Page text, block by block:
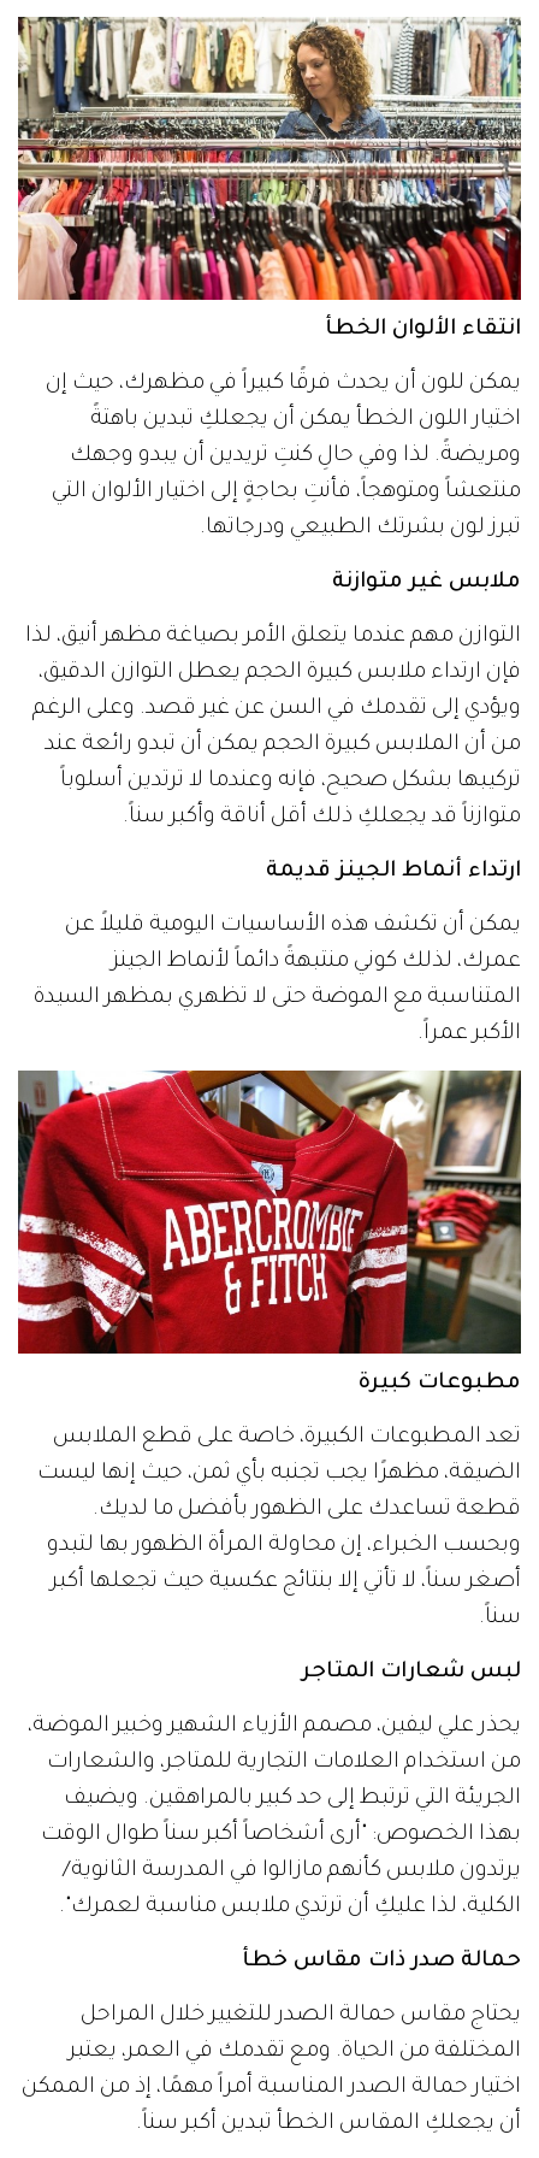
انتقاء الألوان الخطأ
يمكن للون أن يحدث فرقًا كبيراً في مظهرك، حيث إن
اختيار اللون الخطأ يمكن أن يجعلكِ تبدين باهتةً
ومريضةً. لذا وفي حالِ كنتِ تريدين أن يبدو وجهك
منتعشاً ومتوهجاً، فأنتِ بحاجةٍ إلى اختيار الألوان التي
تبرز لون بشرتك الطبيعي ودرجاتها.
ملابس غير متوازنة
التوازن مهم عندما يتعلق الأمر بصياغة مظهر أنيق، لذا
فإن ارتداء ملابس كبيرة الحجم يعطل التوازن الدقيق،
ويؤدي إلى تقدمك في السن عن غير قصد. وعلى الرغم
من أن الملابس كبيرة الحجم يمكن أن تبدو رائعة عند
تركيبها بشكل صحيح، فإنه وعندما لا ترتدين أسلوباً
متوازناً قد يجعلكِ ذلك أقل أناقة وأكبر سناً.
ارتداء أنماط الجينز قديمة
يمكن أن تكشف هذه الأساسيات اليومية قليلاً عن
عمرك، لذلك كوني منتبهةً دائماً لأنماط الجينز
المتناسبة مع الموضة حتى لا تظهري بمظهر السيدة
الأكبر عمراً.
مطبوعات كبيرة
تعد المطبوعات الكبيرة، خاصة على قطع الملابس
الضيقة، مظهرًا يجب تجنبه بأي ثمن، حيث إنها ليست
قطعة تساعدك على الظهور بأفضل ما لديك.
وبحسب الخبراء، إن محاولة المرأة الظهور بها لتبدو
أصغر سناً، لا تأتي إلا بنتائج عكسية حيث تجعلها أكبر
سناً.
لبس شعارات المتاجر
يحذر علي ليفين، مصمم الأزياء الشهير وخبير الموضة،
من استخدام العلامات التجارية للمتاجر، والشعارات
الجريئة التي ترتبط إلى حد كبير بالمراهقين. ويضيف
بهذا الخصوص: "أرى أشخاصاً أكبر سناً طوال الوقت
يرتدون ملابس كأنهم مازالوا في المدرسة الثانوية/
الكلية، لذا عليكِ أن ترتدي ملابس مناسبة لعمرك".
حمالة صدر ذات مقاس خطأ
يحتاج مقاس حمالة الصدر للتغيير خلال المراحل
المختلفة من الحياة. ومع تقدمك في العمر، يعتبر
اختيار حمالة الصدر المناسبة أمراً مهمًا، إذ من الممكن
أن يجعلكِ المقاس الخطأ تبدين أكبر سناً.